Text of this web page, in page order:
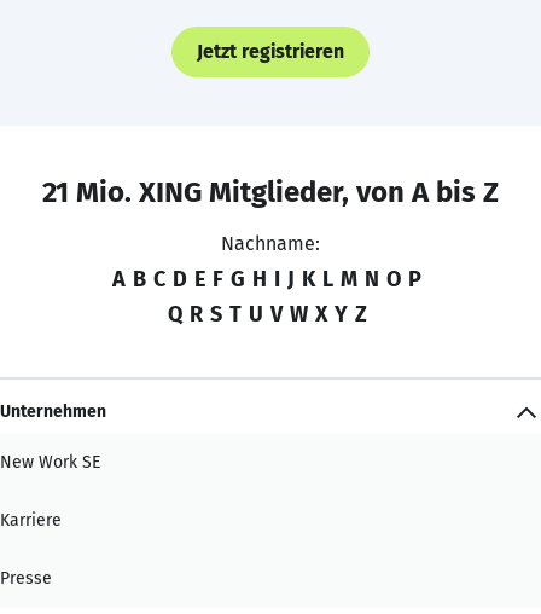
Jetzt registrieren
21 Mio. XING Mitglieder, von A bis Z
Nachname:
A B C D E F G H I J K L M N O P
Q R S T U V W X Y Z
Unternehmen
New Work SE
Karriere
Presse